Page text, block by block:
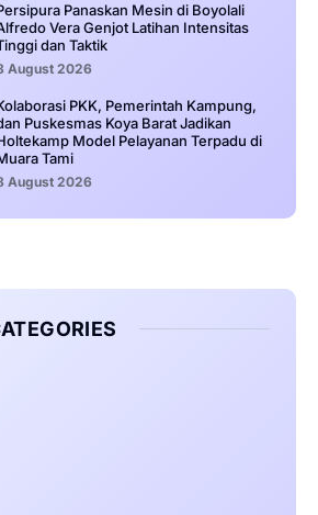
Panaskan Mesin di Boyolali
Vera Genjot Latihan Intensitas
dan Taktik
August 2026
PKK, Pemerintah Kampung,
Puskesmas Koya Barat Jadikan
Model Pelayanan Terpadu di
Tami
August 2026